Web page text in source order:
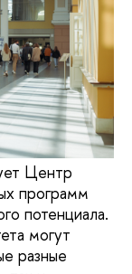
Центр
программ
потенциала.
могут
разные